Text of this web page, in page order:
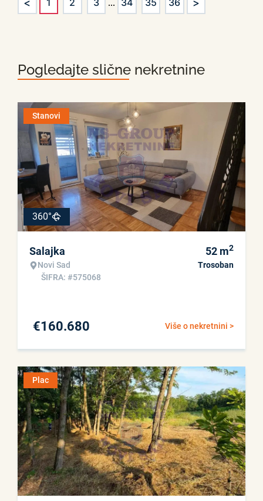
1 2 3 ... 34 35 36
Pogledajte slične nekretnine
Stanovi
360°
Salajka
Novi Sad
ŠIFRA: #575068
52 m2
Trosoban
Više o nekretnini >
€160.680
Plac